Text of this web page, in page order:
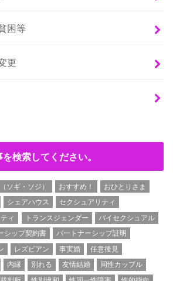
困等
更
検索してください。
ソギ・ソジ） おすすめ！
おひとりさま
シェアハウス
セクシュアリティ
ィ
トランスジェンダー
バイセクシュアル
シップ契約書
パートナーシップ証明
レズビアン 事実婚
任意後見
内縁 別れる 友情結婚
同性カップル